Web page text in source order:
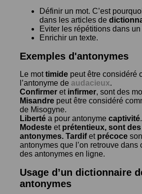
Définir un mot. C’est
dans les articles de
Eviter les répétitions dans un
Enrichir un texte.
Exemples d'antonymes
Le mottimide peut être considéré
l’antonyme de audacieux.
Confirmer et infirmer, sont des
Misandre peut être considéré
de Misogyne.
Liberté a pour antonyme captivité.
Modeste et prétentieux, sont
antonymes. Tardifet précoce
antonymes que l’on retrouve dans
des antonymes en ligne.
Usage d’un dictionnaire
antonymes